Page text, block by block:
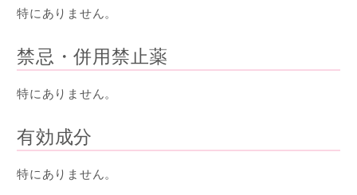
特にありません。
禁忌・併用禁止薬
特にありません。
有効成分
特にありません。